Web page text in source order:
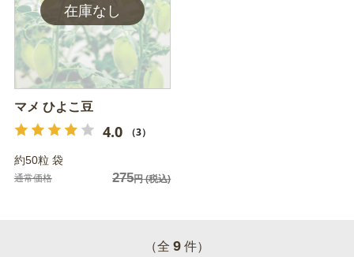
マメ ひよこ豆
4.0 （3）
約50粒 袋
通常価格 275円(税込)
（全 9 件）